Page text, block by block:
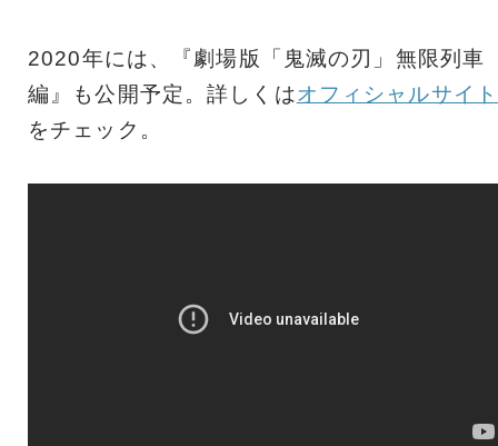
2020年には、『劇場版「鬼滅の刃」無限列車
編』も公開予定。詳しくはオフィシャルサイト
をチェック。